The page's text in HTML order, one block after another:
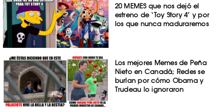
20 MEMES que nos dejó el
estreno de ‘Toy Story 4’ y por
los que nunca maduraremos
Los mejores Memes de Peña
Nieto en Canadá; Redes se
burlan por cómo Obama y
Trudeau lo ignoraron